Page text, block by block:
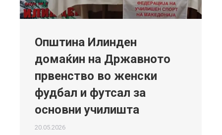
Општина Илинден
домаќин на Државното
првенство во женски
фудбал и футсал за
основни училишта
20.05.2026